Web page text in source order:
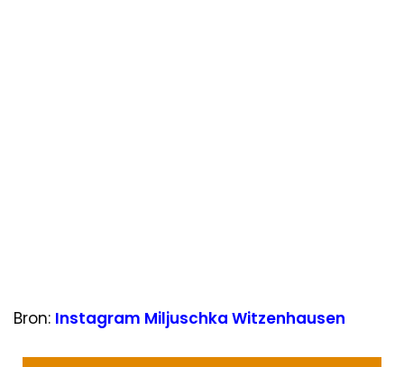
Bron: Instagram Miljuschka Witzenhausen